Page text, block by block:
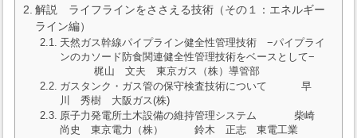
解説 ライフラインをささえる技術（その１：エネルギー
ライン編）
天然ガス幹線パイプライン健全性管理技術 −パイプライ
ンのカソード防食関連健全性管理技術をベースとして−
梶山 文夫 東京ガス（株）導管部
ガスタンク・ガス管の保守検査技術について 早
川 秀樹 大阪ガス(株)
原子力発電所土木設備の維持管理システム 柴崎
尚史 東京電力（株） 鈴木 正志 東電工業